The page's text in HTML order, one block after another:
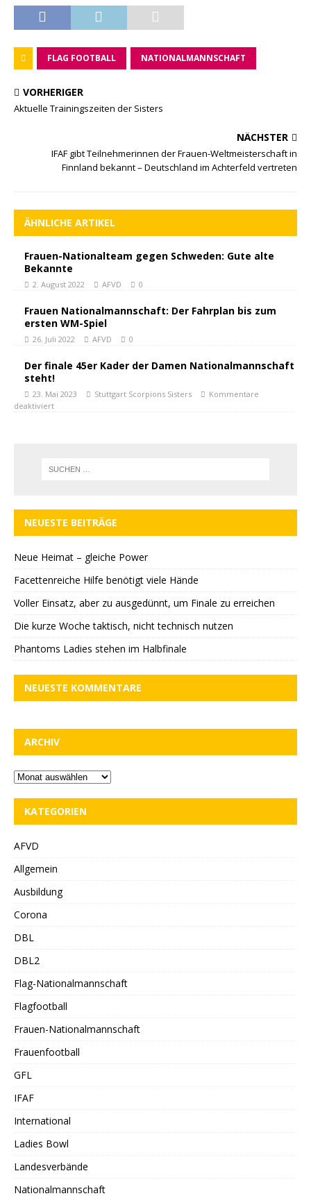
FLAG FOOTBALL NATIONALMANNSCHAFT
VORHERIGER
Aktuelle Trainingszeiten der Sisters
NÄCHSTER
IFAF gibt Teilnehmerinnen der Frauen-Weltmeisterschaft in
Finnland bekannt – Deutschland im Achterfeld vertreten
ÄHNLICHE ARTIKEL
Frauen-Nationalteam gegen Schweden: Gute alte
Bekannte
2. August 2022 AFVD 0
Frauen Nationalmannschaft: Der Fahrplan bis zum
ersten WM-Spiel
26. Juli 2022 AFVD 0
Der finale 45er Kader der Damen Nationalmannschaft
steht!
23. Mai 2023 Stuttgart Scorpions Sisters
Kommentare
deaktiviert
NEUESTE BEITRÄGE
Neue Heimat – gleiche Power
Facettenreiche Hilfe benötigt viele Hände
Voller Einsatz, aber zu ausgedünnt, um Finale zu erreichen
Die kurze Woche taktisch, nicht technisch nutzen
Phantoms Ladies stehen im Halbfinale
NEUESTE KOMMENTARE
ARCHIV
KATEGORIEN
AFVD
Allgemein
Ausbildung
Corona
DBL
DBL2
Flag-Nationalmannschaft
Flagfootball
Frauen-Nationalmannschaft
Frauenfootball
GFL
IFAF
International
Ladies Bowl
Landesverbände
Nationalmannschaft